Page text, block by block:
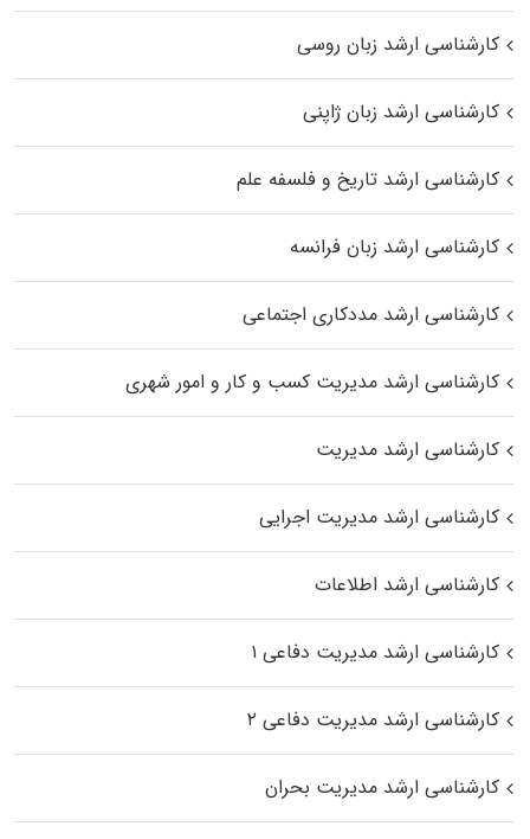
کارشناسی ارشد زبان روسی
کارشناسی ارشد زبان ژاپنی
کارشناسی ارشد تاریخ و فلسفه علم
کارشناسی ارشد زبان فرانسه
کارشناسی ارشد مددکاری اجتماعی
کارشناسی ارشد مدیریت کسب و کار و امور شهری
کارشناسی ارشد مدیریت
کارشناسی ارشد مدیریت اجرایی
کارشناسی ارشد اطلاعات
کارشناسی ارشد مدیریت دفاعی ۱
کارشناسی ارشد مدیریت دفاعی ۲
کارشناسی ارشد مدیریت بحران